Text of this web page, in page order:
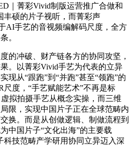
｜菁彩Vivid制版运营推广合做和
丰硕的片子视听，而菁彩声
AI手艺的音视频编解码尺度，全方
。
冲破、财产链各方的协同攻坚，
。以菁彩Vivid手艺为代表的立异
现从“跟跑”到“并跑”甚至“领跑”的
尺度，“手艺赋能艺术”不再是标
拟拍摄手艺从概念实操，而三维
限，实现中国片子正在全球范畴内
换。而是从创做逻辑、制做流程到
中国片子“文化出海”的主要载
科技范畴产学研用协同立异迈入深